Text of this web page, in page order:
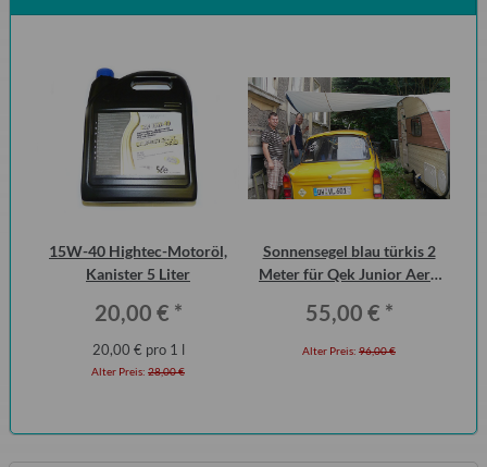
15W-40 Hightec-Motoröl,
Kanister 5 Liter
20,00 € *
20,00 € pro 1 l
Alter Preis: 28,00 €
Sonnensegel blau türkis 2
Meter für Qek Junior Aero
55,00 € *
Alter Preis: 96,00 €